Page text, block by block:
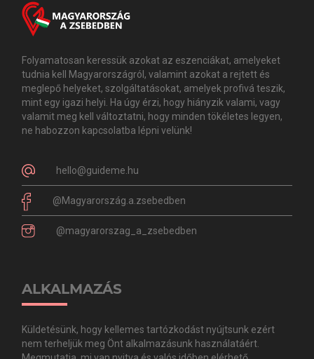
Folyamatosan keressük azokat az eszenciákat, amelyeket
tudnia kell Magyarországról, valamint azokat a rejtett és
meglepő helyeket, szolgáltatásokat, amelyek profivá teszik,
mint egy igazi helyi. Ha úgy érzi, hogy hiányzik valami, vagy
valamit meg kell változtatni, hogy minden tökéletes legyen,
ne habozzon kapcsolatba lépni velünk!
hello@guideme.hu
@Magyarország.a.zsebedben
@magyarorszag_a_zsebedben
ALKALMAZÁS
Küldetésünk, hogy kellemes tartózkodást nyújtsunk ezért
nem terheljük meg Önt alkalmazásunk használatáért.